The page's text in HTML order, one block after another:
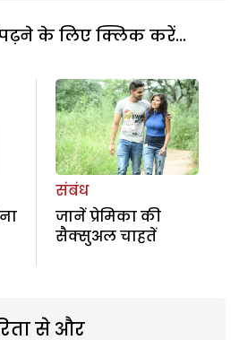
के लिए क्लिक करें...
संबंध
जानें प्रेमिका की
सैक्सुअल चाहतें
से और